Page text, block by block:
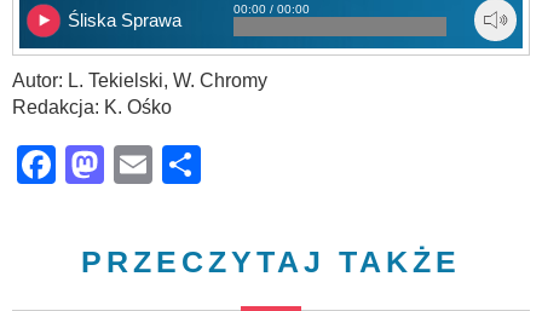
Śliska Sprawa
00:00 / 00:00
Autor: L. Tekielski, W. Chromy
Redakcja: K. Ośko
Facebook
Mastodon
Email
PRZECZYTAJ TAKŻE